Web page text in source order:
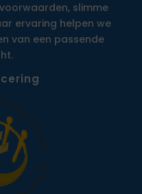
slimme
ervaring helpen we
van een passende